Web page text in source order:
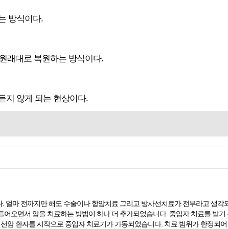
방식이다.
래대로 복원하는 방식이다.
지 않게 되는 현상이다.
얼마 전까지만 해도 수술이나 항암치료 그리고 방사선치료가 전부라고 생
오면서 암을 치료하는 방법이 하나 더 추가되었습니다. 중입자 치료를 받
암 환자를 시작으로 중입자 치료기가 가동되었습니다. 치료 범위가 한정되